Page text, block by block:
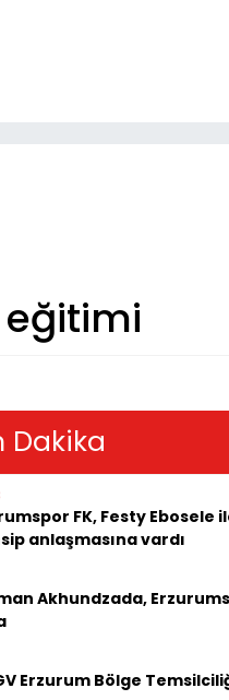
eğitimi
Dakika
FK, Festy Ebosele
anlaşmasına vardı
Akhundzada,
Erzurum Bölge